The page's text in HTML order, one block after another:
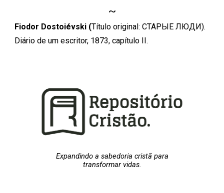
~
Fiodor Dostoiévski (Título original:СТАРЫЕ ЛЮДИ).
Diário de um escritor, 1873, capítulo II.
Expandindo a sabedoria cristã para
transformar vidas.